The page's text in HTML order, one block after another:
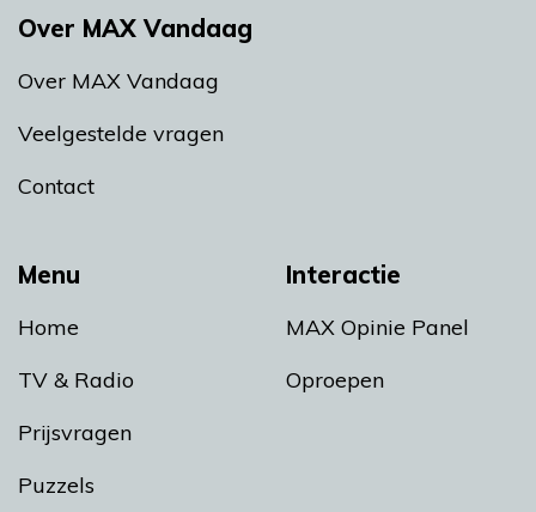
Menu
Home
TV & Radio
Prijsvragen
Puzzels
Interactie
MAX Opinie Panel
Oproepen
Over MAX Vandaag
Over MAX Vandaag
Veelgestelde vragen
Contact